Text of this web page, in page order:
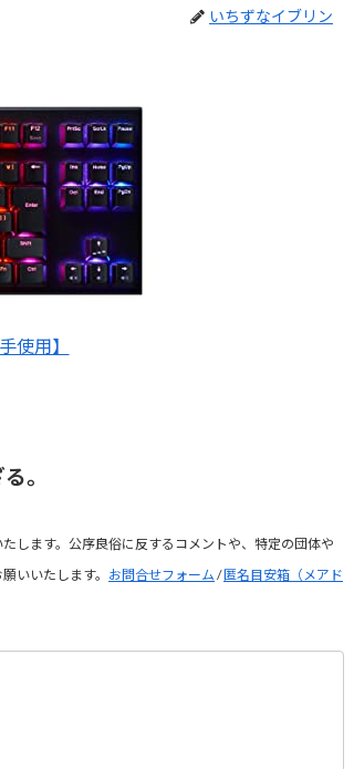
いちずなイブリン
使用】
。
します。公序良俗に反するコメントや、特定の団体や
いいたします。 お問合せフォーム /匿名目安箱（メアド